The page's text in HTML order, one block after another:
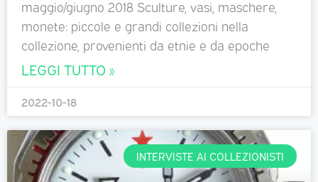
maggio/giugno 2018 Sculture, vasi, maschere,
monete: piccole e grandi collezioni nella
collezione, provenienti da etnie e da epoche
LEGGI TUTTO »
2022-10-18
INTERVISTE AI COLLEZIONISTI